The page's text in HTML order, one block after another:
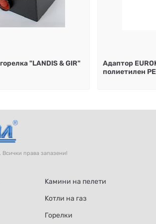
"LANDIS & GIR"
Адаптор
полиетилен
права запазени!
Kамини на пелети
Kотли на газ
Горелки